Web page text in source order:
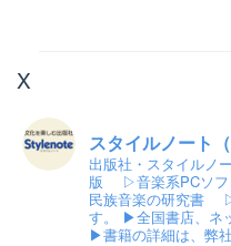
X
スタイルノート（
出版社・スタイルノ
版 ▷音楽系PCソ
民族音楽の研究書
す。 ▶全国書店、ネ
▶書籍の詳細は、弊